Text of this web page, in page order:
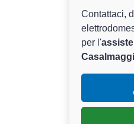
Contattaci,
per l'